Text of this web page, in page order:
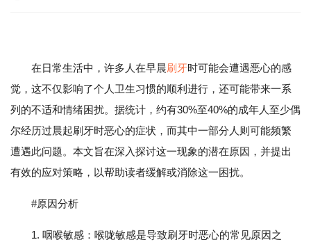
在日常生活中，许多人在早晨刷牙时可能会遭遇恶心的感
觉，这不仅影响了个人卫生习惯的顺利进行，还可能带来一系
列的不适和情绪困扰。据统计，约有30%至40%的成年人至少偶
尔经历过晨起刷牙时恶心的症状，而其中一部分人则可能频繁
遭遇此问题。本文旨在深入探讨这一现象的潜在原因，并提出
有效的应对策略，以帮助读者缓解或消除这一困扰。
#原因分析
1. 咽喉敏感：喉咙敏感是导致刷牙时恶心的常见原因之